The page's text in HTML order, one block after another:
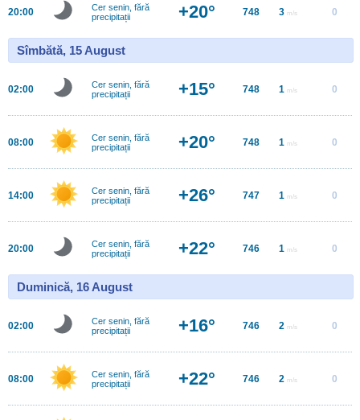
20:00
Cer senin, fără
precipitații
+20° 748 3 m/s 0
Sîmbătă, 15 August
02:00
Cer senin, fără
precipitații
+15° 748 1 m/s 0
08:00
Cer senin, fără
precipitații
+20° 748 1 m/s 0
14:00
Cer senin, fără
precipitații
+26° 747 1 m/s 0
20:00
Cer senin, fără
precipitații
+22° 746 1 m/s 0
Duminică, 16 August
02:00
Cer senin, fără
precipitații
+16° 746 2 m/s 0
08:00
Cer senin, fără
precipitații
+22° 746 2 m/s 0